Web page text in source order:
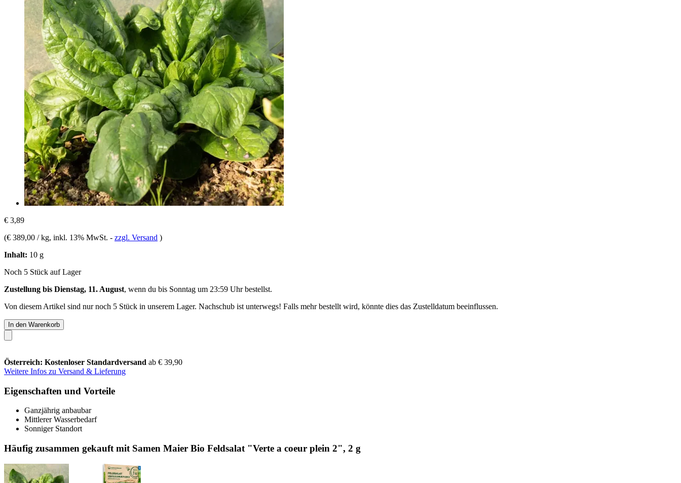
€ 3,89
(€ 389,00 / kg, inkl. 13% MwSt. - zzgl. Versand )
Inhalt: 10 g
Noch 5 Stück auf Lager
Zustellung bis Dienstag, 11. August, wenn du bis Sonntag um 23:59 Uhrbestellst.
Von diesem Artikel sind nur noch 5 Stück in unserem Lager. Nachschub ist unterwegs! Falls mehr bestellt wird, könnte dies das Zustelldatum beeinflussen.
In den Warenkorb
Österreich: Kostenloser Standardversand ab € 39,90
Weitere Infos zu Versand & Lieferung
Eigenschaften und Vorteile
Ganzjährig anbaubar
Mittlerer Wasserbedarf
Sonniger Standort
Häufig zusammen gekauft mit Samen Maier Bio Feldsalat "Verte a coeur plein 2", 2 g